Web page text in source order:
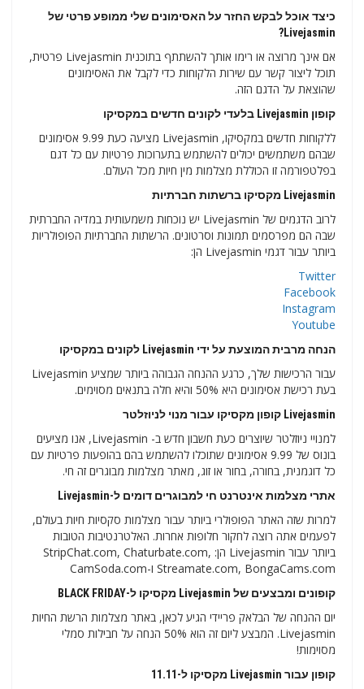
כיצד אוכל לבקש החזר על האסימונים שלי ממופע פרטי של
Livejasmin?
אם אינך מרוצה או רימו אותך להשתתף בתוכנית Livejasmin פרטית,
תוכל ליצור קשר עם שירות הלקוחות כדי לקבל את האסימונים
שהוצאת על הדגם הזה.
קופון Livejasmin בלעדי לקונים חדשים במקסיקו
ללקוחות חדשים במקסיקו, Livejasmin מציעה כעת 9.99 אסימונים
שבהם משתמשים יכולים להשתמש בתערוכות פרטיות עם כל דגם
בפלטפורמה זו הכוללת מצלמות מין חיות מכל העולם.
Livejasmin מקסיקו ברשתות חברתיות
לרוב הדגמים של Livejasmin יש נוכחות משמעותית במדיה החברתית
שבה הם מפרסמים תמונות וסרטונים. הרשתות החברתיות הפופולריות
ביותר עבור דגמי Livejasmin הן:
Twitter
Facebook
Instagram
Youtube
הנחה מרבית המוצעת על ידי Livejasmin לקונים במקסיקו
עבור הרכישות שלך, כרגע ההנחה הגבוהה ביותר שמציע Livejasmin
בעת רכישת אסימונים היא 50% והיא חלה בתנאים מסוימים.
Livejasmin קופון מקסיקו עבור מנוי לניוזלטר
למנויי ניוזלטר שיוצרים כעת חשבון חדש ב- Livejasmin, אנו מציעים
בונוס של 9.99 אסימונים שתוכלו להשתמש בהם בהופעות פרטיות עם
כל דוגמנית, בחורה, בחור או זוג, מאתר מצלמות מבוגרים זה חי.
אתרי מצלמות אינטרנט חי למבוגרים דומים ל-Livejasmin
למרות שזה האתר הפופולרי ביותר עבור מצלמות סקסיות חיות בעולם,
לפעמים אתה רוצה לחקור חלופות אחרות. האלטרנטיבות הטובות
ביותר עבור Livejasmin הן: StripChat.com, Chaturbate.com,
Streamate.com, BongaCams.com ו-CamSoda.com
קופונים ומבצעים של Livejasmin מקסיקו ל-BLACK FRIDAY
יום ההנחה של הבלאק פריידי הגיע לכאן, באתר מצלמות הרשת החיות
Livejasmin. המבצע ליום זה הוא 50% הנחה על חבילות סמלי
מסוימות!
קופון עבור Livejasmin מקסיקו ל-11.11